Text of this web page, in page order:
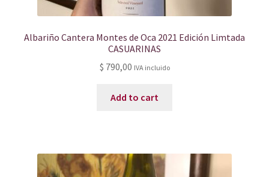
Albariño Cantera Montes de Oca 2021 Edición Limtada
CASUARINAS
$ 790,00 IVA incluido
Add to cart